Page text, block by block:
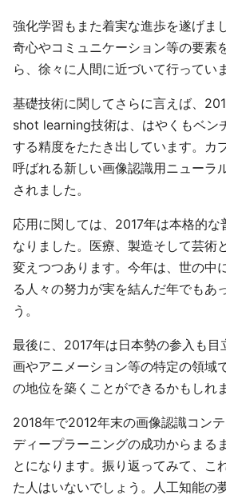
強化学習もまた着実な進歩を遂げま
奇心やコミュニケーション等の要素
ら、徐々に人間に近づいて行ってい
基礎技術に関してさらに言えば、
shot learning技術は、はやくもベン
する精度をたたき出しています。カ
呼ばれる新しい画像認識用ニューラ
されました。
応用に関しては、2017年は本格的な
なりました。医療、製造そして芸術
変えつつあります。今年は、世の中
る人々の努力が実を結んだ年でもあ
う。
最後に、2017年は日本勢の参入も目
画やアニメーション等の特定の領域
の地位を築くことができるかもしれ
2018年で2012年末の画像認識コン
ディープラーニングの成功からまる
とになります。振り返ってみて、こ
た人はいないでしょう。人工知能の